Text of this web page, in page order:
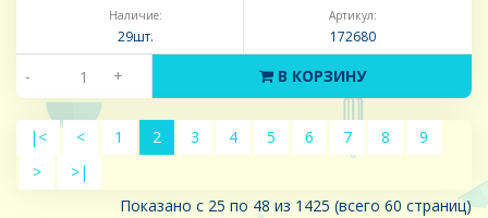
Наличие:
29шт.
Артикул:
172680
- + В КОРЗИНУ
|< < 1 2 3 4 5 6 7 8
9
>
>|
Показано с 25 по 48 из 1425 (всего 60 страниц)